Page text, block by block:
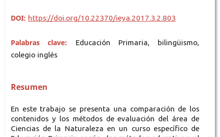
DOI: https://doi.org/10.22370/ieya.2017.3.2.803
Palabras clave:
Educación Primaria, bilingüismo,
colegio inglés
Resumen
En este trabajo se presenta una comparación de los
contenidos y los métodos de evaluación del área de
Ciencias de la Naturaleza en un curso específico de